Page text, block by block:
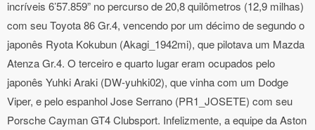
incríveis 6’57.859” no percurso de 20,8 quilômetros (12,9 milhas)
com seu Toyota 86 Gr.4, vencendo por um décimo de segundo o
japonês Ryota Kokubun (Akagi_1942mi), que pilotava um Mazda
Atenza Gr.4. O terceiro e quarto lugar eram ocupados pelo
japonês Yuhki Araki (DW-yuhki02), que vinha com um Dodge
Viper, e pelo espanhol Jose Serrano (PR1_JOSETE) com seu
Porsche Cayman GT4 Clubsport. Infelizmente, a equipe da Aston